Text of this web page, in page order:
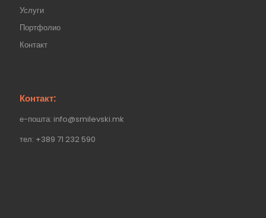
Услуги
Портфолио
Контакт
Контакт:
е-пошта: info@smilevski.mk
тел: +389 71 232 590